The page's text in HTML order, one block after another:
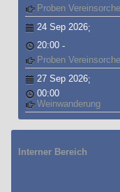
Proben
24 Sep 2026;
20:00 -
Proben
27 Sep 2026;
00:00
Weinwanderung
Interner Bereich